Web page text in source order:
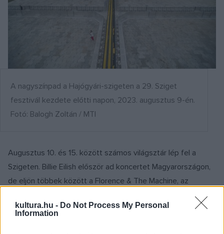
kultura.hu - Do Not Process My Personal
Information
A nagyszínpad a Hajógyári-szigeten a 29. Sziget
fesztivál kezdete előtti napon, 2023. augusztus 9-én.
Fotó: Balogh Zoltán / MTI
Augusztus 10. és 15. között számos világsztár lép fel a
Szigeten. Billie Eilish először ad koncertet Magyarországon,
de eljön többek között a Florence & The Machine, az
Imagine Dragons, David Guetta, a Mumford & Sons, Lorde és
Macklemore is. Nem headliner fellépő, de világsztár lesz a